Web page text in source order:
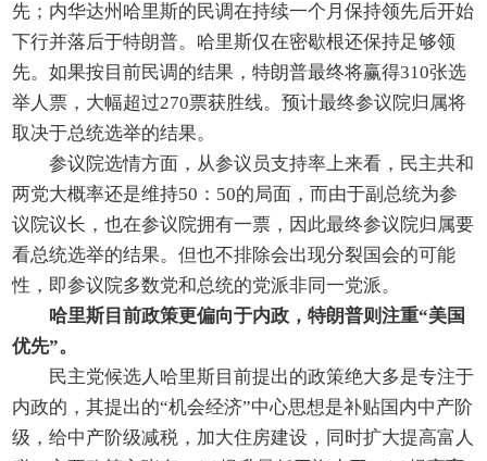
先；内华达州哈里斯的民调在持续一个月保持领先后开始
下行并落后于特朗普。哈里斯仅在密歇根还保持足够领
先。如果按目前民调的结果，特朗普最终将赢得310张选
举人票，大幅超过270票获胜线。预计最终参议院归属将
取决于总统选举的结果。
参议院选情方面，从参议员支持率上来看，民主共和
两党大概率还是维持50：50的局面，而由于副总统为参
议院议长，也在参议院拥有一票，因此最终参议院归属要
看总统选举的结果。但也不排除会出现分裂国会的可能
性，即参议院多数党和总统的党派非同一党派。
哈里斯目前政策更偏向于内政，特朗普则注重“美国
优先”。
民主党候选人哈里斯目前提出的政策绝大多是专注于
内政的，其提出的“机会经济”中心思想是补贴国内中产阶
级，给中产阶级减税，加大住房建设，同时扩大提高富人